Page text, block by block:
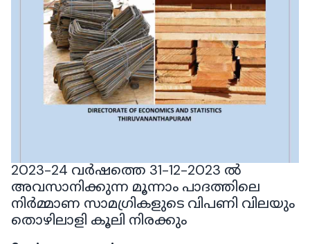
2023-24 വർഷത്തെ 31-12-2023 ൽ
അവസാനിക്കുന്ന മൂന്നാം പാദത്തിലെ
നിർമ്മാണ സാമഗ്രികളുടെ വിപണി വിലയും
തൊഴിലാളി കൂലി നിരക്കും